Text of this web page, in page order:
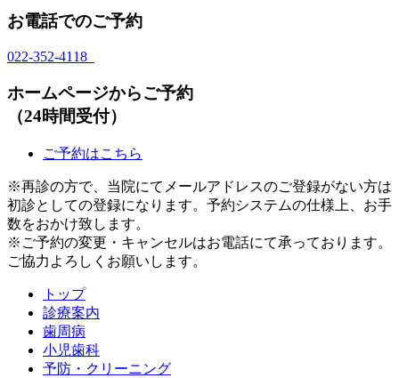
お電話でのご予約
022-352-4118
ホームページからご予約
（24時間受付）
ご予約はこちら
※再診の方で、当院にてメールアドレスのご登録がない方は
初診としての登録になります。予約システムの仕様上、お手
数をおかけ致します。
※ご予約の変更・キャンセルはお電話にて承っております。
ご協力よろしくお願いします。
トップ
診療案内
歯周病
小児歯科
予防・クリーニング